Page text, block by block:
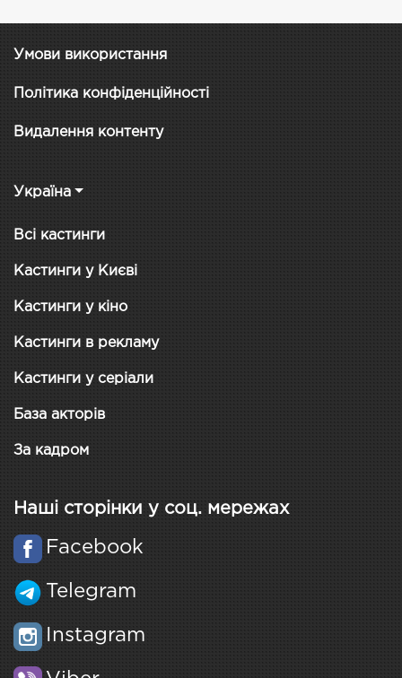
Умови використання
Політика конфіденційності
Видалення контенту
Україна
Всі кастинги
Кастинги у Києві
Кастинги у кіно
Кастинги в рекламу
Кастинги у серіали
База акторів
За кадром
Наші сторінки у соц. мережах
Facebook
Telegram
Instagram